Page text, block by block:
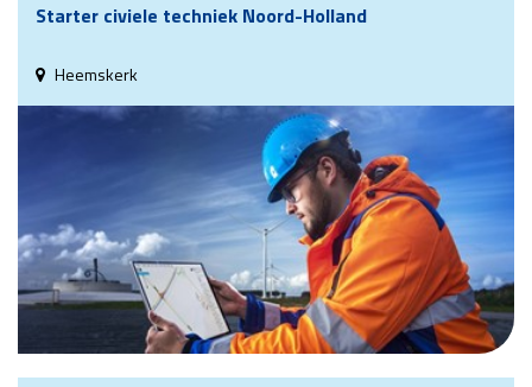
Starter civiele techniek Noord-Holland
Heemskerk